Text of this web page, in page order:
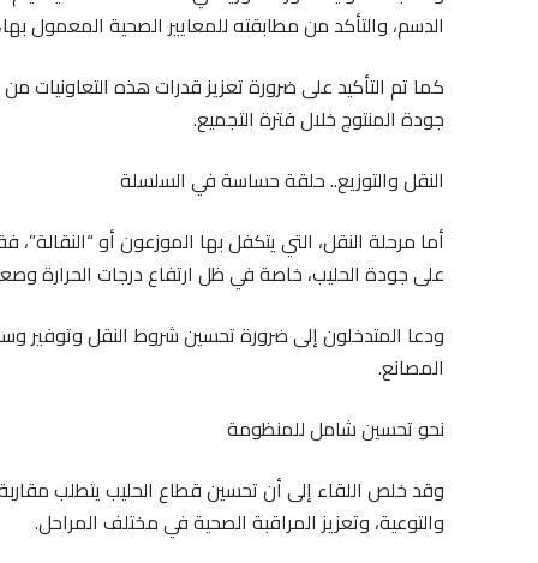
الدسم، والتأكد من مطابقته للمعايير الصحية المعمول
كما تم التأكيد على ضرورة تعزيز قدرات هذه التعاونيات
جودة المنتوج خلال فترة التجميع.
النقل والتوزيع.. حلقة حساسة في السلسلة
أما مرحلة النقل، التي يتكفل بها الموزعون أو
على جودة الحليب، خاصة في ظل ارتفاع درجات الحرارة
ودعا المتدخلون إلى ضرورة تحسين شروط النقل وتوفير
المصانع.
نحو تحسين شامل للمنظومة
وقد خلص اللقاء إلى أن تحسين قطاع الحليب يتطلب
والتوعية، وتعزيز المراقبة الصحية في مختلف المراحل.